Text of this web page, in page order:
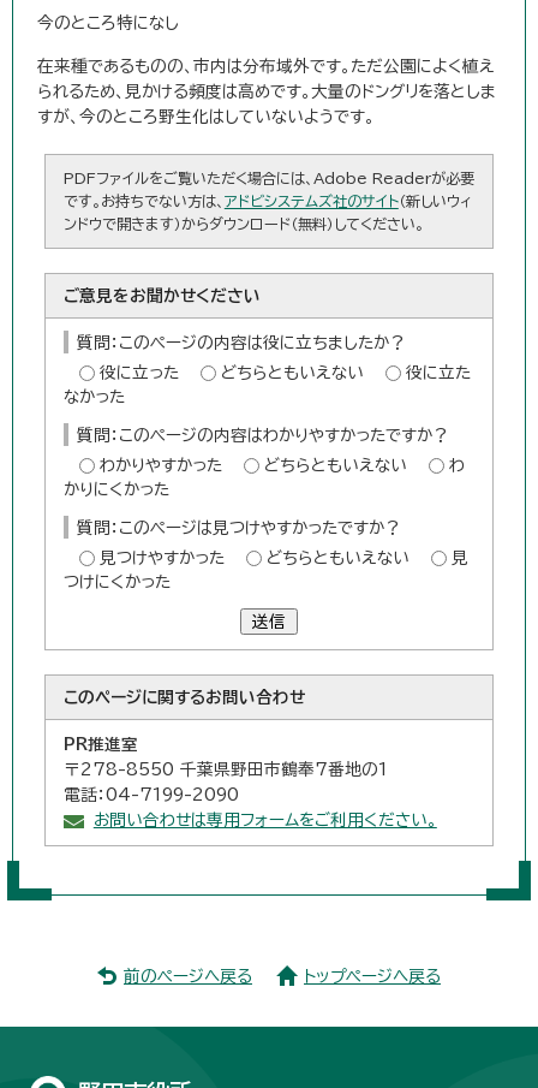
今のところ特になし
在来種であるものの、市内は分布域外です。ただ公園によく植え
られるため、見かける頻度は高めです。大量のドングリを落としま
すが、今のところ野生化はしていないようです。
PDFファイルをご覧いただく場合には、Adobe Readerが必要
です。お持ちでない方は、 アドビシステムズ社のサイト（新しいウィ
ンドウで開きます）からダウンロード（無料）してください。
ご意見をお聞かせください
質問：このページの内容は役に立ちましたか？
役に立った
どちらともいえない
役に立た
なかった
質問：このページの内容はわかりやすかったですか？
わかりやすかった
どちらともいえない
わ
かりにくかった
質問：このページは見つけやすかったですか？
見つけやすかった
どちらともいえない
見
つけにくかった
送信
このページに関するお問い合わせ
PR推進室
〒278-8550 千葉県野田市鶴奉7番地の1
電話：04-7199-2090
お問い合わせは専用フォームをご利用ください。
前のページへ戻る トップページへ戻る